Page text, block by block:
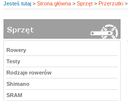
Jesteś tutaj > Strona główna > Sprzęt > Przerzutki >
Rowery
Testy
Rodzaje rowerów
Shimano
SRAM